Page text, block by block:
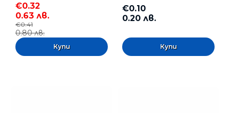
€0.32
0.63 лв.
€0.41
0.80 лв.
€0.10
0.20 лв.